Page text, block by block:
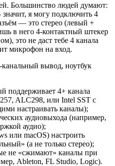
Большинство людей думают:
я могу подключить 4
— это стерео (левый +
в него 4-контактный штекер
это не даст тебе 4 канала
микрофон на вход.
вывод, ноутбук
поддерживает 4+ канала
ALC298, или Intel SST с
настраивать каналы);
аудиовыхода (например,
аудио);
или macOS) настроить
(а не только стерео);
не «сжимают» каналы при
Ableton, FL Studio, Logic).